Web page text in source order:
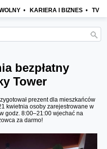
• KARIERA I BIZNES • TV
bezpłatny
Tower
prezent dla mieszkańców
kwietnia osoby zarejestrowane w
godz. 8:00–21:00 wjechać na
za darmo!